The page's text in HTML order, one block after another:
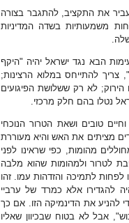
את התקציב, להתגבר בצורה
משמעותיות בשדה המדיניות
הבא נגד ישראל יהיה "היקף
צריך להתייחס במלוא הרצינות;
לא רק ששלושת הפיגועים
נטלו בהם חלק מרכזי.
טובים ושאת הטרור הנוכחי
מציתים את האש והיא מעוררת
מהומות, כפי שראינו לפני
לטרור ולמהומות שהוא מלבה
לתמיכה והזדהות עמו. זהו
להגדירו אלא כמרד של ערביי
להניע את הדינמיקה הזו. אם כך
אבל לא בטוח שבכיוון שאליו